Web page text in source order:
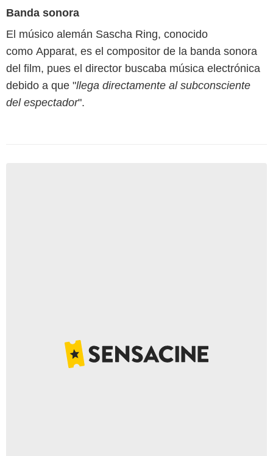
Banda sonora
El músico alemán Sascha Ring, conocido
como Apparat, es el compositor de la banda sonora
del film, pues el director buscaba música electrónica
debido a que "llega directamente al subconsciente
del espectador".